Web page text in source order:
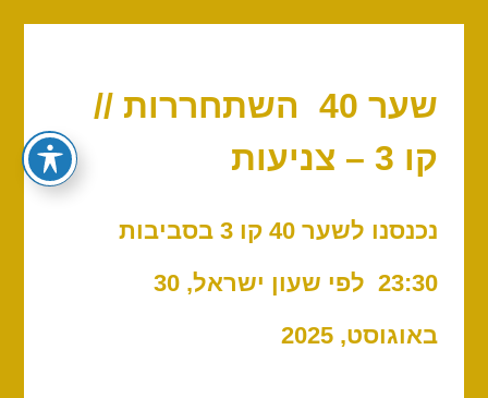
שער 40 השתחררות //
קו 3 – צניעות
נכנסנו לשער 40 קו 3 בסביבות
23:30 לפי שעון ישראל, 30
באוגוסט, 2025